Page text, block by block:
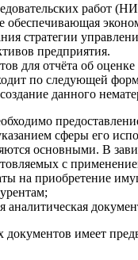
работ
обеспечивающая
стратегии
предприятия.
для отчёта об оценке
по следующей
данного
сферы его
основными. В
с
на приобретение
аналитическая
имеет